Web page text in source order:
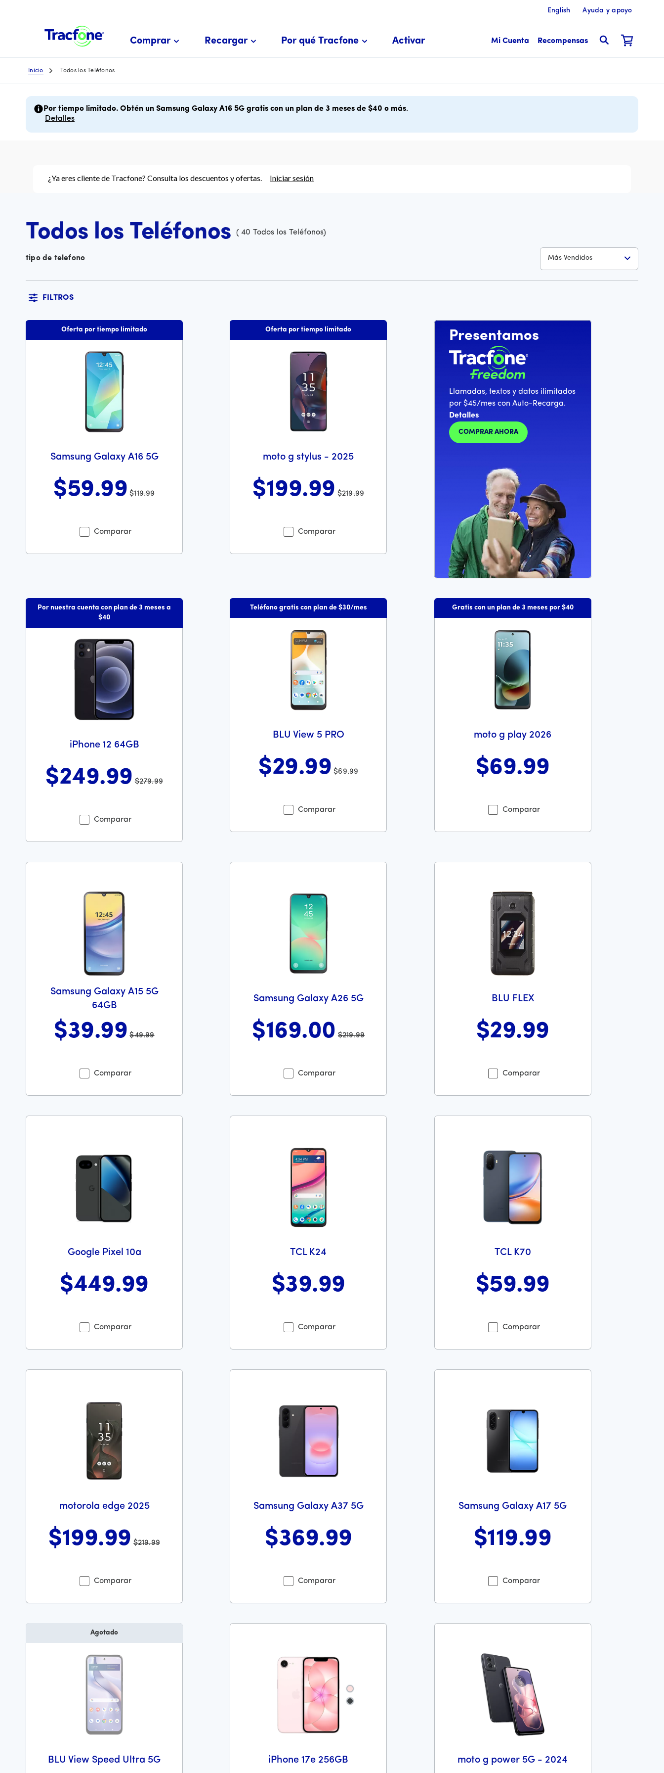
Content
English Ayuda y apoyo
Comprar Recargar Por qué Tracfone Activar Mi Cuenta Recompensas
Inicio Todos los Teléfonos
Por tiempo limitado. Obtén un Samsung Galaxy A16 5G gratis con un plan de 3 meses de $40 o más.
Detalles
¿Ya eres cliente de Tracfone? Consulta los descuentos y ofertas. Iniciar sesión
Todos los Teléfonos ( 40 Todos los Teléfonos)
tipo de telefono Más Vendidos
FILTROS
Oferta por tiempo limitado
Samsung Galaxy A16 5G
$59.99 $119.99
Comparar
Oferta por tiempo limitado
moto g stylus - 2025
$199.99 $219.99
Antes el precio era 219 dollars and 99 cents Ahora el precio es 199 dollars and 99 cents
Comparar
Presentamos
Llamadas, textos y datos ilimitados
por $45/mes con Auto-Recarga.
Detalles
COMPRAR AHORA
Por nuestra cuenta con plan de 3 meses a
$40
iPhone 12 64GB
$249.99 $279.99
Comparar
Teléfono gratis con plan de $30/mes
BLU View 5 PRO
$29.99 $69.99
Comparar
Gratis con un plan de 3 meses por $40
moto g play 2026
$69.99
Comparar
Samsung Galaxy A15 5G
64GB
$39.99 $49.99
Comparar
Samsung Galaxy A26 5G
$169.00 $219.99
Comparar
BLU FLEX
$29.99
Comparar
Google Pixel 10a
$449.99
Comparar
TCL K24
$39.99
Comparar
TCL K70
$59.99
Comparar
motorola edge 2025
$199.99 $219.99
Comparar
Samsung Galaxy A37 5G
$369.99
Comparar
Samsung Galaxy A17 5G
$119.99
Comparar
Agotado
BLU View Speed Ultra 5G
{{sku-color}}
iPhone 17e 256GB moto g power 5G - 2024